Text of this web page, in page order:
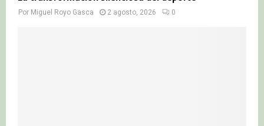
Por Miguel Royo Gasca 2 agosto, 2026 0